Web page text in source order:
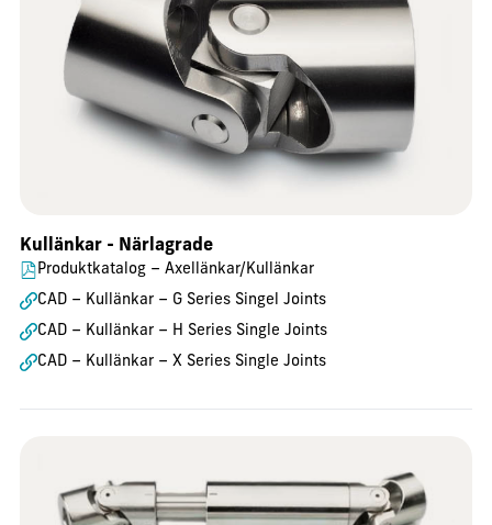
Kullänkar - Närlagrade
Produktkatalog – Axellänkar/Kullänkar
CAD – Kullänkar – G Series Singel Joints
CAD – Kullänkar – H Series Single Joints
CAD – Kullänkar – X Series Single Joints